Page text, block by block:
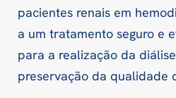
pacientes renais em
a um tratamento seguro e
para a realização da
preservação da qualidade